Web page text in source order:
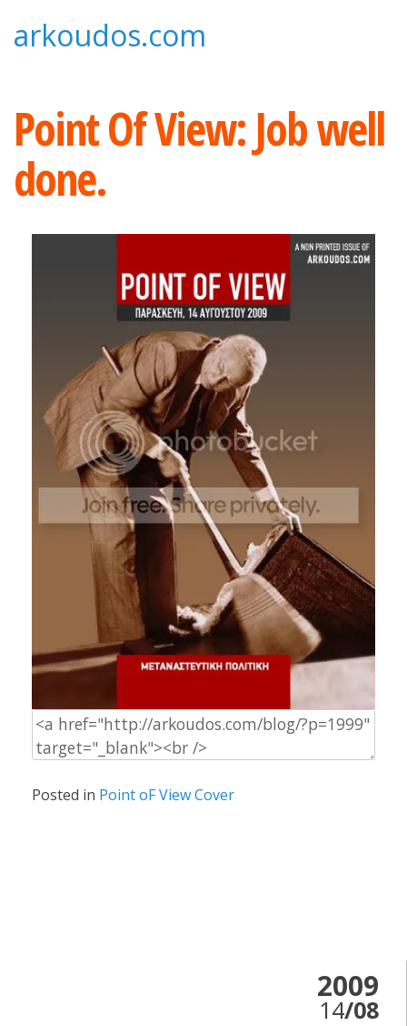
to
arkoudos.com
Point Of View: Job well
done.
Posted in Point oF View Cover
2009
14/08